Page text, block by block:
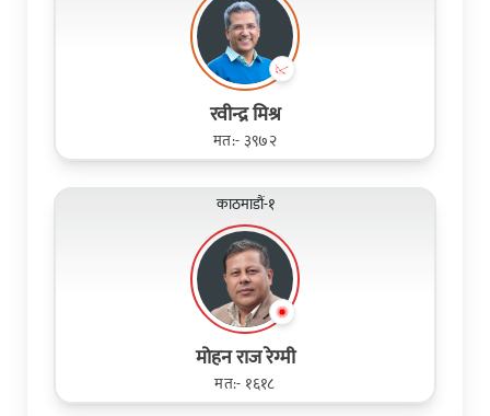
रवीन्द्र मिश्र
मत:- ३९७२
काठमाडौं-१
मोहन राज रेग्मी
मत:- १६१८